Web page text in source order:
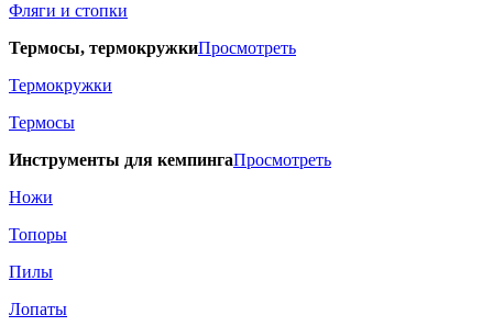
Фляги и стопки
Термосы, термокружкиПросмотреть
Термокружки
Термосы
Инструменты для кемпингаПросмотреть
Ножи
Топоры
Пилы
Лопаты